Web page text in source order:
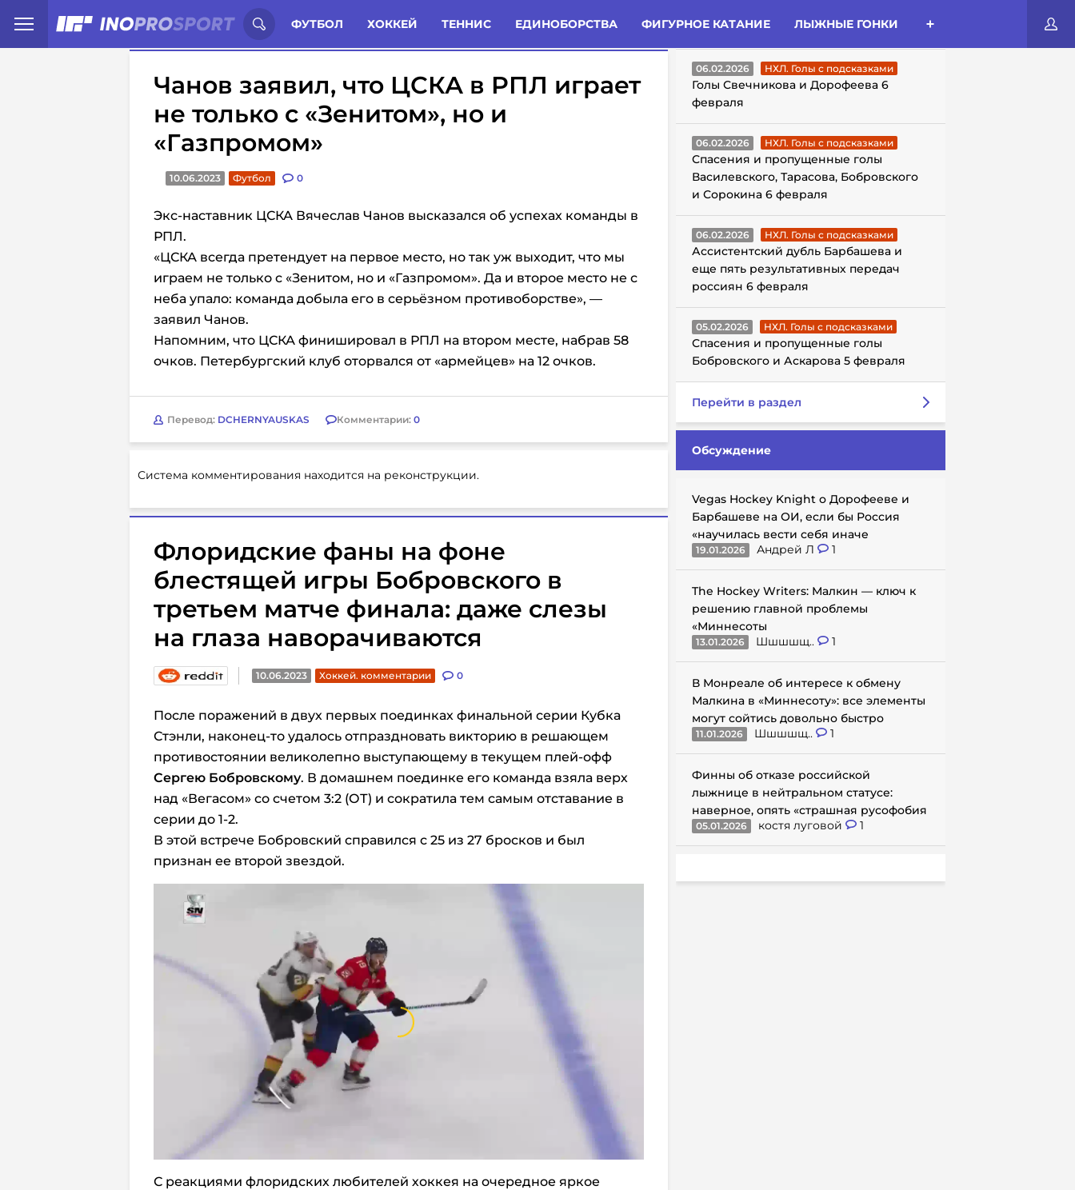
ФУТБОЛ ХОККЕЙ ТЕННИС ЕДИНОБОРСТВА ФИГУРНОЕ КАТАНИЕ ЛЫЖНЫЕ ГОНКИ
Иностранцы о спорте России: Статьи Комменты Новости
Чанов заявил, что ЦСКА в РПЛ играет
не только с «Зенитом», но и
«Газпромом»
10.06.2023 Футбол 0
Экс-наставник ЦСКА Вячеслав Чанов высказался об успехах команды в
РПЛ.
«ЦСКА всегда претендует на первое место, но так уж выходит, что мы
играем не только с «Зенитом, но и «Газпромом». Да и второе место не с
неба упало: команда добыла его в серьёзном противоборстве», —
заявил Чанов.
Напомним, что ЦСКА финишировал в РПЛ на втором месте, набрав 58
очков. Петербургский клуб оторвался от «армейцев» на 12 очков.
Перевод: DCHERNYAUSKAS Комментарии: 0
Система комментирования находится на реконструкции.
Флоридские фаны на фоне
блестящей игры Бобровского в
третьем матче финала: даже слезы
на глаза наворачиваются
10.06.2023 Хоккей. комментарии 0
После поражений в двух первых поединках финальной серии Кубка
Стэнли, наконец-то удалось отпраздновать викторию в решающем
противостоянии великолепно выступающему в текущем плей-офф
Сергею Бобровскому. В домашнем поединке его команда взяла верх
над «Вегасом» со счетом 3:2 (ОТ) и сократила тем самым отставание в
серии до 1-2.
В этой встрече Бобровский справился с 25 из 27 бросков и был
признан ее второй звездой.
С реакциями флоридских любителей хоккея на очередное яркое
ГОЛЫ С ПОДСКАЗКАМИ
06.02.2026 НХЛ. Голы с подсказками
Голы Свечникова и Дорофеева 6
февраля
06.02.2026 НХЛ. Голы с подсказками
Спасения и пропущенные голы
Василевского, Тарасова, Бобровского
и Сорокина 6 февраля
06.02.2026 НХЛ. Голы с подсказками
Ассистентский дубль Барбашева и
еще пять результативных передач
россиян 6 февраля
05.02.2026 НХЛ. Голы с подсказками
Спасения и пропущенные голы
Бобровского и Аскарова 5 февраля
Перейти в раздел
Обсуждение
Vegas Hockey Knight о Дорофееве и
Барбашеве на ОИ, если бы Россия
«научилась вести себя иначе
19.01.2026 Андрей Л 1
The Hockey Writers: Малкин — ключ к
решению главной проблемы
«Миннесоты
13.01.2026 Шшшшщ.. 1
В Монреале об интересе к обмену
Малкина в «Миннесоту»: все элементы
могут сойтись довольно быстро
11.01.2026 Шшшшщ.. 1
Финны об отказе российской
лыжнице в нейтральном статусе:
наверное, опять «страшная русофобия
05.01.2026 костя луговой 1